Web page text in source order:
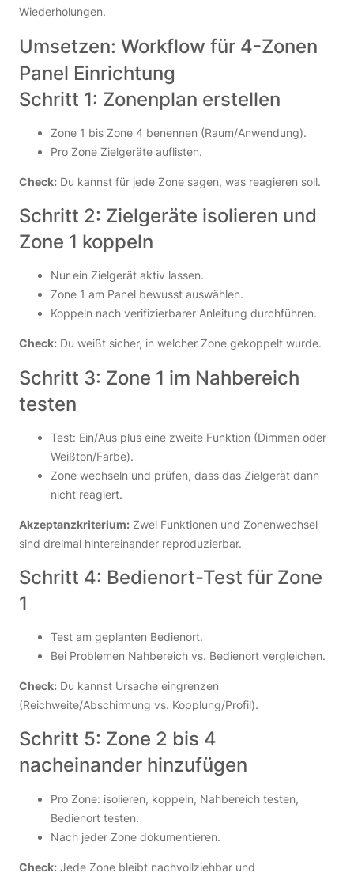
Wiederholungen.
Umsetzen: Workflow für 4-Zonen
Panel Einrichtung
Schritt 1: Zonenplan erstellen
Zone 1 bis Zone 4 benennen (Raum/Anwendung).
Pro Zone Zielgeräte auflisten.
Check: Du kannst für jede Zone sagen, was reagieren soll.
Schritt 2: Zielgeräte isolieren und
Zone 1 koppeln
Nur ein Zielgerät aktiv lassen.
Zone 1 am Panel bewusst auswählen.
Koppeln nach verifizierbarer Anleitung durchführen.
Check: Du weißt sicher, in welcher Zone gekoppelt wurde.
Schritt 3: Zone 1 im Nahbereich
testen
Test: Ein/Aus plus eine zweite Funktion (Dimmen oder
Weißton/Farbe).
Zone wechseln und prüfen, dass das Zielgerät dann
nicht reagiert.
Akzeptanzkriterium: Zwei Funktionen und Zonenwechsel
sind dreimal hintereinander reproduzierbar.
Schritt 4: Bedienort-Test für Zone
1
Test am geplanten Bedienort.
Bei Problemen Nahbereich vs. Bedienort vergleichen.
Check: Du kannst Ursache eingrenzen
(Reichweite/Abschirmung vs. Kopplung/Profil).
Schritt 5: Zone 2 bis 4
nacheinander hinzufügen
Pro Zone: isolieren, koppeln, Nahbereich testen,
Bedienort testen.
Nach jeder Zone dokumentieren.
Check: Jede Zone bleibt nachvollziehbar und